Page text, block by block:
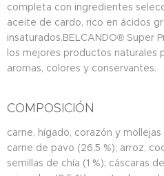
completa con ingredientes
aceite de cardo, rico en ácidos
insaturados.BELCANDO® Super
los mejores productos naturales
aromas, colores y conservantes.
COMPOSICIÓN
carne, hígado, corazón y
carne de pavo (26,5 %); arroz,
semillas de chía (1 %); cáscaras